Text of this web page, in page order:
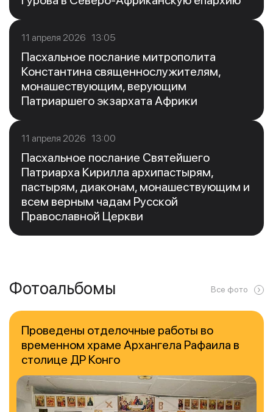
11 апреля 2026 13:05
Пасхальное послание митрополита
Константина священнослужителям,
монашествующим, верующим
Патриаршего экзархата Африки
11 апреля 2026 13:00
Пасхальное послание Святейшего
Патриарха Кирилла архипастырям,
пастырям, диаконам, монашествующим и
всем верным чадам Русской
Православной Церкви
Фотоальбомы Все фото
Проведены отделочные работы во
временном храме Архангела Рафаила в
столице ДР Конго